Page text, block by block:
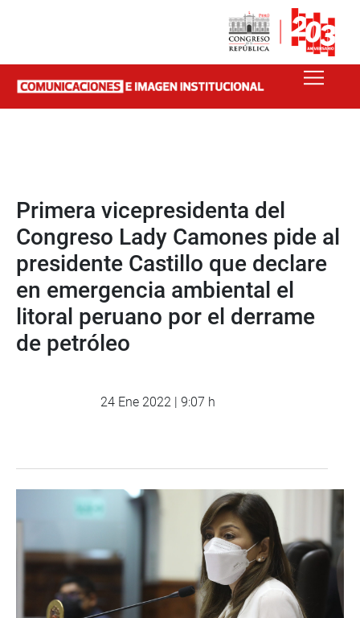
Primera vicepresidenta del
Congreso Lady Camones pide al
presidente Castillo que declare
en emergencia ambiental el
litoral peruano por el derrame
de petróleo
24 Ene 2022 | 9:07 h